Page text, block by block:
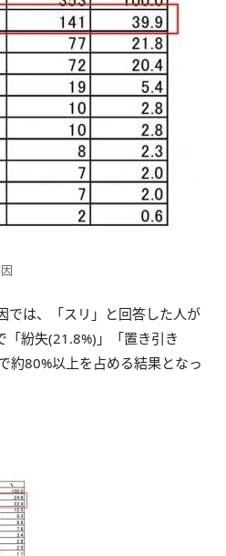
では、「スリ」と回答した人が
紛失(21.8%)」「置き引き
約80%以上を占める結果となっ